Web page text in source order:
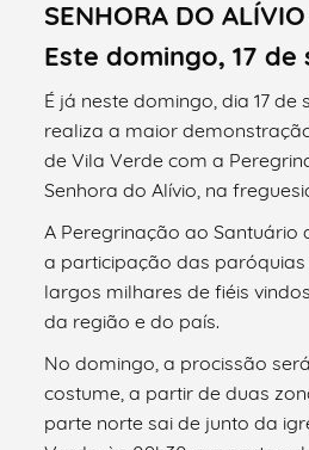
SENHORA DO
Este domingo, 17
É já neste domingo, dia 17 de
realiza a maior
de Vila Verde com a
Senhora do Alívio, na
A Peregrinação ao Santuário
a participação das paróquias
largos milhares de fiéis
da região e do país.
No domingo, a procissão
costume, a partir de duas
parte norte sai de junto da